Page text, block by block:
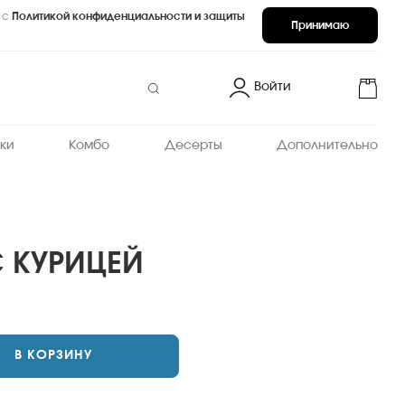
Принимаю
с Политикой конфиденциальности и защиты
Войти
Комбо Десерты Дополнительно
В КОРЗИНУ